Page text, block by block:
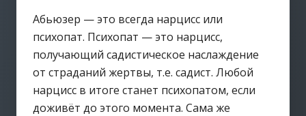
Абьюзер — это всегда нарцисс или
психопат. Психопат — это нарцисс,
получающий садистическое наслаждение
от страданий жертвы, т.е. садист. Любой
нарцисс в итоге станет психопатом, если
доживёт до этого момента. Сама же